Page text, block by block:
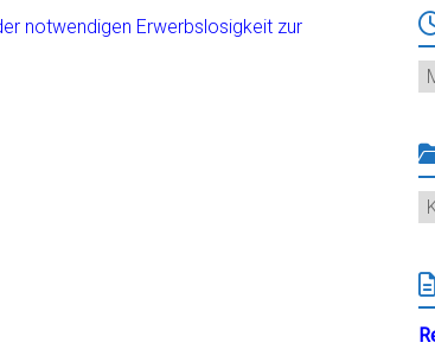
notwendigen Erwerbslosigkeit zur